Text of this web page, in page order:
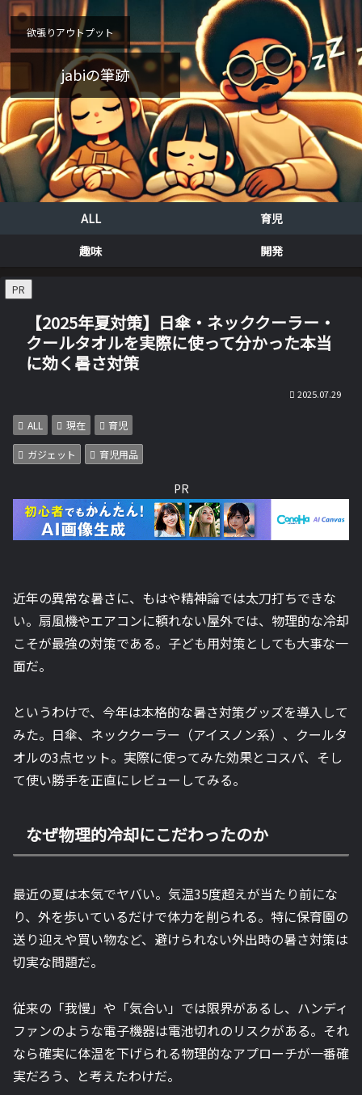
欲張りアウトプット
jabiの筆跡
ALL
育児
趣味
開発
PR
【2025年夏対策】日傘・ネッククーラー・
クールタオルを実際に使って分かった本当
に効く暑さ対策
2025.07.29
ALL 現在 育児
ガジェット 育児用品
PR
近年の異常な暑さに、もはや精神論では太刀打ちできな
い。扇風機やエアコンに頼れない屋外では、物理的な冷却
こそが最強の対策である。子ども用対策としても大事な一
面だ。
というわけで、今年は本格的な暑さ対策グッズを導入して
みた。日傘、ネッククーラー（アイスノン系）、クールタ
オルの3点セット。実際に使ってみた効果とコスパ、そし
て使い勝手を正直にレビューしてみる。
なぜ物理的冷却にこだわったのか
最近の夏は本気でヤバい。気温35度超えが当たり前にな
り、外を歩いているだけで体力を削られる。特に保育園の
送り迎えや買い物など、避けられない外出時の暑さ対策は
切実な問題だ。
従来の「我慢」や「気合い」では限界があるし、ハンディ
ファンのような電子機器は電池切れのリスクがある。それ
なら確実に体温を下げられる物理的なアプローチが一番確
実だろう、と考えたわけだ。